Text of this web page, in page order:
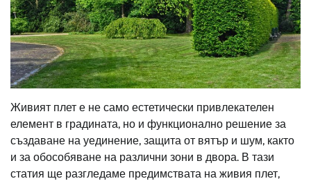
Живият плет е не само естетически привлекателен
елемент в градината, но и функционално решение за
създаване на уединение, защита от вятър и шум, както
и за обособяване на различни зони в двора. В тази
статия ще разгледаме предимствата на живия плет,